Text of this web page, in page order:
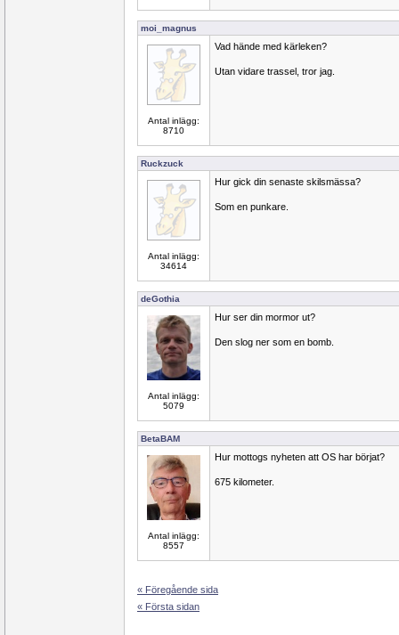
moi_magnus
Antal inlägg:
8710
Vad hände med kärleken?
Utan vidare trassel, tror jag.
Ruckzuck
Antal inlägg:
34614
Hur gick din senaste skilsmässa?
Som en punkare.
deGothia
Antal inlägg:
5079
Hur ser din mormor ut?
Den slog ner som en bomb.
BetaBAM
Antal inlägg:
8557
Hur mottogs nyheten att OS har börjat?
675 kilometer.
« Föregående sida
« Första sidan